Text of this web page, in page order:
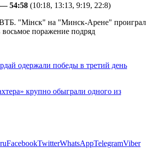
54:58 (10:18, 13:13, 9:19, 22:8)
одержали победы в третий день
крупно обыграли одного из
FacebookTwitterWhatsAppTelegramViber